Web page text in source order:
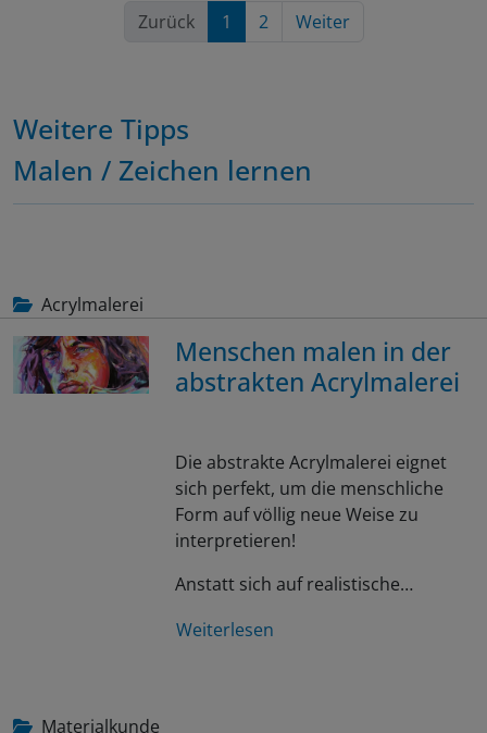
Zurück 1 2 Weiter
Weitere Tipps
Malen / Zeichen lernen
Acrylmalerei
Menschen malen in der
abstrakten Acrylmalerei
Die abstrakte Acrylmalerei eignet
sich perfekt, um die menschliche
Form auf völlig neue Weise zu
interpretieren!
Anstatt sich auf realistische…
Weiterlesen
Materialkunde